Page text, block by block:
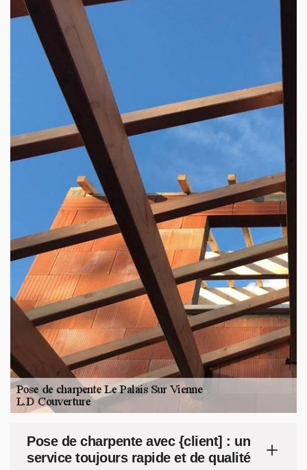
Pose de charpente avec {client] : un
service toujours rapide et de qualité